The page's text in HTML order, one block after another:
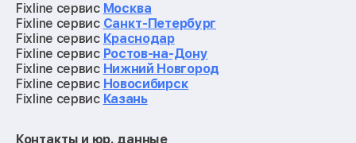
Ремонт квадрокоптеров
Ремонт электросамокатов
Ремонт материнских плат
Ремонт видеокарт
Ремонт кофемашин
Ремонт vr систем
Ремонт игровых приставок
Fixline сервис Москва
Fixline сервис Санкт-Петербург
Fixline сервис Краснодар
Fixline сервис Ростов-на-Дону
Fixline сервис Нижний Новгород
Fixline сервис Новосибирск
Fixline сервис Казань
Контакты и юр. данные